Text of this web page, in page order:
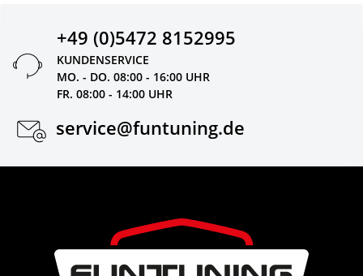
+49 (0)5472 8152995
KUNDENSERVICE
MO. - DO. 08:00 - 16:00 UHR
FR. 08:00 - 14:00 UHR
service@funtuning.de